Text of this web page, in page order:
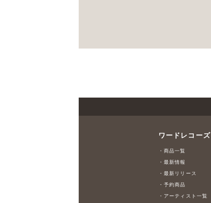
ワードレコーズ
・商品一覧
・最新情報
・最新リリース
・予約商品
・アーティスト一覧